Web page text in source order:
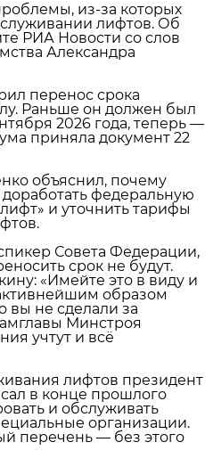
из‑за которых
лифтов. Об
РИА Новости со слов
Александра
перенос срока
Раньше он должен был
2026 года, теперь —
приняла документ 22
объяснил, почему
федеральную
и уточнить тарифы
Совета Федерации,
срок не будут.
«Имейте это в виду и
образом
вы не сделали за
Минстроя
учтут и всё
лифтов президент
в конце прошлого
и обслуживать
организации.
перечень — без этого